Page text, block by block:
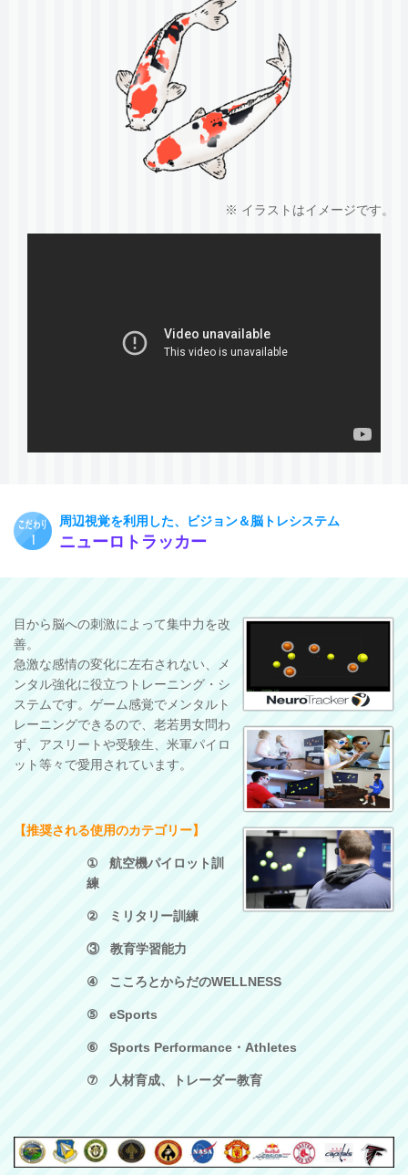
※ イラストはイメージです。
周辺視覚を利用した、ビジョン＆脳トレシステム
ニューロトラッカー
目から脳への刺激によって集中力を改
善。
急激な感情の変化に左右されない、メ
ンタル強化に役立つトレーニング・シ
ステムです。ゲーム感覚でメンタルト
レーニングできるので、老若男女問わ
ず、アスリートや受験生、米軍パイロ
ット等々で愛用されています。
【推奨される使用のカテゴリー】
①
航空機パイロット訓
練
② ミリタリー訓練
③ 教育学習能力
④ こころとからだのWELLNESS
⑤ eSports
⑥ Sports Performance ・ Athletes
⑦ 人材育成、トレーダー教育